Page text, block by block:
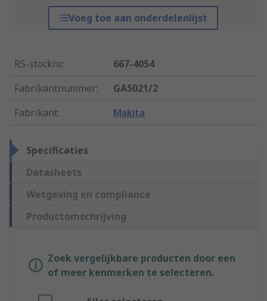
Voeg toe aan onderdelenlijst
RS-stocknr.:
667-4054
Fabrikantnummer:
GA5021/2
Fabrikant: Makita
Specificaties
Datasheets
Wetgeving en compliance
Productomschrijving
Zoek vergelijkbare producten door een
of meer kenmerken te selecteren.